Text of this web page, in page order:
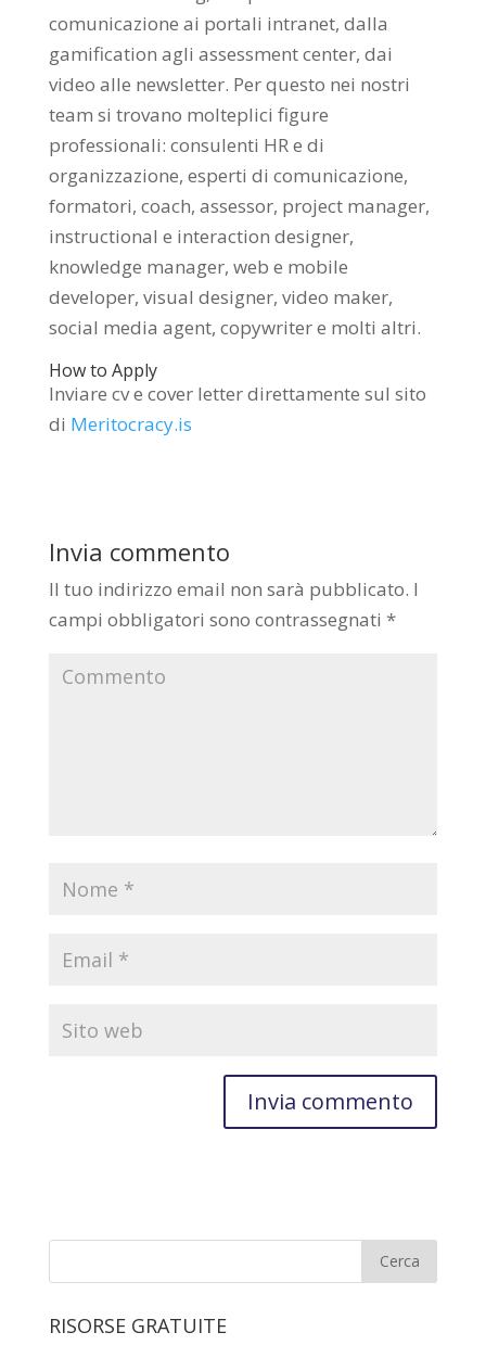
comunicazione ai portali intranet, dalla
gamification agli assessment center, dai
video alle newsletter. Per questo nei nostri
team si trovano molteplici figure
professionali: consulenti HR e di
organizzazione, esperti di comunicazione,
formatori, coach, assessor, project manager,
instructional e interaction designer,
knowledge manager, web e mobile
developer, visual designer, video maker,
social media agent, copywriter e molti altri.
How to Apply
Inviare cv e cover letter direttamente sul sito
di Meritocracy.is
Invia commento
Il tuo indirizzo email non sarà pubblicato. I
campi obbligatori sono contrassegnati *
RISORSE GRATUITE